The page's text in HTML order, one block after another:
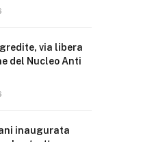
via libera
del Nucleo Anti
inaugurata